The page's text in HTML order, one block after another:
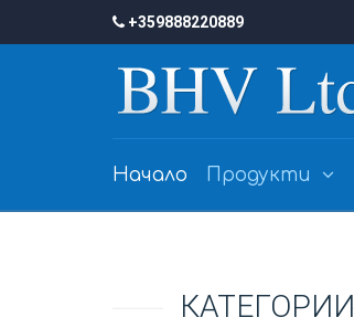
+359888220889
Начало Продукти
КАТЕГОРИИ